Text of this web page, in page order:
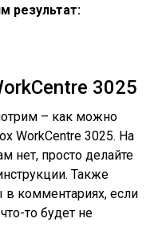
результат:
3025
– как можно
WorkCentre 3025. На
нет, просто делайте
Также
комментариях, если
то будет не